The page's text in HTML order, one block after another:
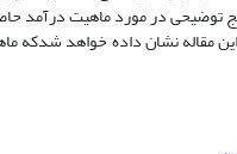
توضیحی در مورد ماهیت درآمد
مقاله نشان داده خواهد شدکه